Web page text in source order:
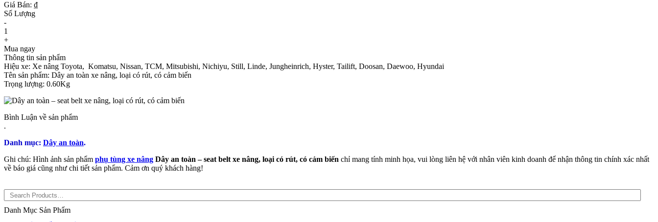
Giá Bán: ₫
Số Lượng
-
1
+
Mua ngay
Thông tin sản phẩm
Hiệu xe: Xe nâng Toyota, Komatsu, Nissan, TCM, Mitsubishi, Nichiyu, Still, Linde, Jungheinrich, Hyster, Tailift, Doosan, Daewoo, Hyundai
Tên sản phẩm: Dây an toàn xe nâng, loại có rút, có cảm biến
Trọng lượng: 0.60Kg
Bình Luận về sản phẩm
.
Danh mục: Dây an toàn.
Ghi chú: Hình ảnh sản phẩm phụ tùng xe nâng Dây an toàn – seat belt xe nâng, loại có rút, có cảm biến chỉ mang tính minh họa, vui lòng liên hệ với nhân viên kinh doanh để nhận thông tin chính xác nhất
về báo giá cũng như chi tiết sản phẩm. Cảm ơn quý khách hàng!
Danh Mục Sản Phẩm